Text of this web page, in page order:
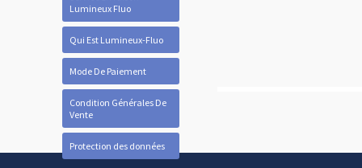
Lumineux Fluo
Qui Est Lumineux-Fluo
Mode De Paiement
Condition Générales De
Vente
Protection des données